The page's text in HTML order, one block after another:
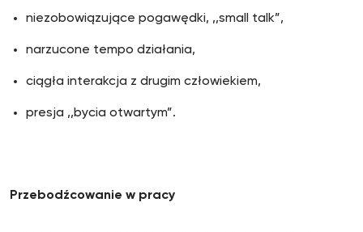
niezobowiązujące pogawędki, ,,small talk”,
narzucone tempo działania,
ciągła interakcja z drugim człowiekiem,
presja ,,bycia otwartym”.
Przebodźcowanie w pracy